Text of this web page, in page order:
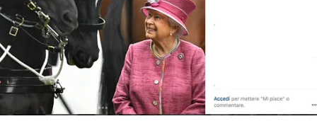
TV
PRINCIPATO
DI
MONACO